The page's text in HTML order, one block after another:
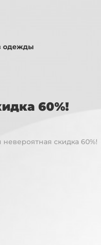
одежды
60%!
невероятная скидка 60%!